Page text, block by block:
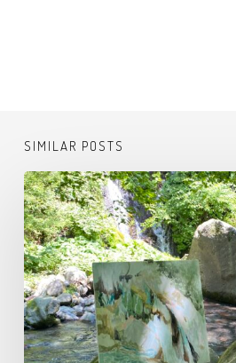
SIMILAR POSTS
吐
竜
の
滝
で
野
外